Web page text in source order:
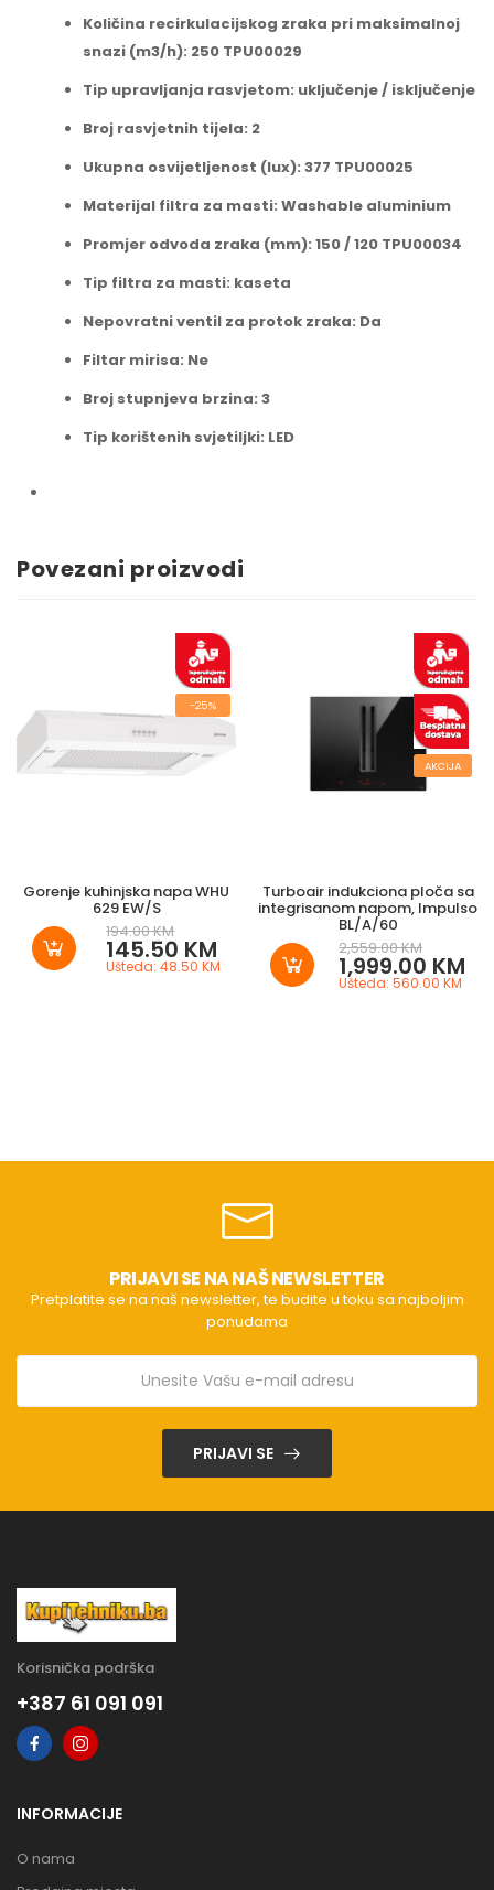
Količina recirkulacijskog zraka pri maksimalnoj
snazi (m3/h): 250 TPU00029
Tip upravljanja rasvjetom: uključenje / isključenje
Broj rasvjetnih tijela: 2
Ukupna osvijetljenost (lux): 377 TPU00025
Materijal filtra za masti: Washable aluminium
Promjer odvoda zraka (mm): 150 / 120 TPU00034
Tip filtra za masti: kaseta
Nepovratni ventil za protok zraka: Da
Filtar mirisa: Ne
Broj stupnjeva brzina: 3
Tip korištenih svjetiljki: LED
Povezani proizvodi
-25%
Gorenje kuhinjska napa WHU
629 EW/S
194.00 KM
145.50 KM
Ušteda: 48.50 KM
AKCIJA
Turboair indukciona ploča sa
integrisanom napom, Impulso
BL/A/60
2,559.00 KM
1,999.00 KM
Ušteda: 560.00 KM
PRIJAVI SE NA NAŠ NEWSLETTER
Pretplatite se na naš newsletter, te budite u toku sa najboljim
ponudama
PRIJAVI SE
Korisnička podrška
+387 61 091 091
INFORMACIJE
O nama